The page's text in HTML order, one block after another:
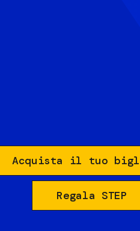
Acquista il tuo
Regala STEP